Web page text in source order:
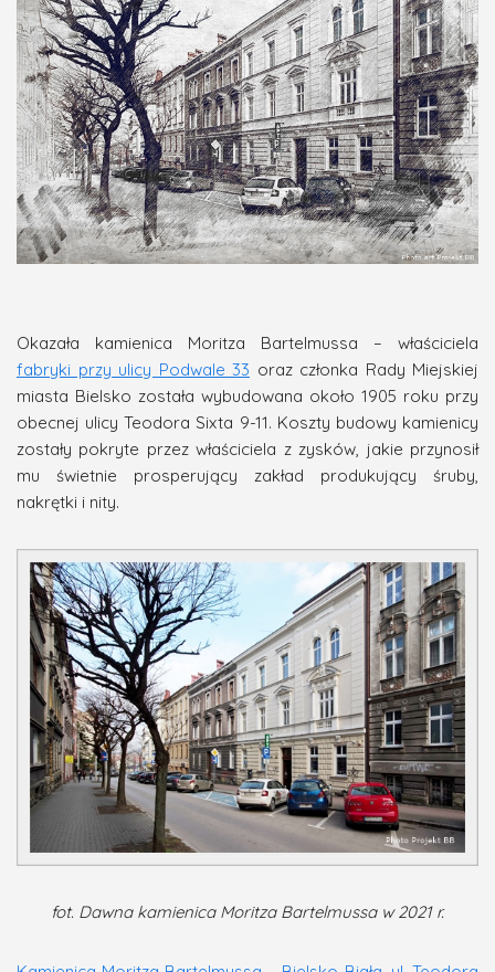
Okazała kamienica Moritza Bartelmussa – właściciela
fabryki przy ulicy Podwale 33 oraz członka Rady Miejskiej
miasta Bielsko została wybudowana około 1905 roku przy
obecnej ulicy Teodora Sixta 9-11. Koszty budowy kamienicy
zostały pokryte przez właściciela z zysków, jakie przynosił
mu świetnie prosperujący zakład produkujący śruby,
nakrętki i nity.
fot. Dawna kamienica Moritza Bartelmussa w 2021 r.